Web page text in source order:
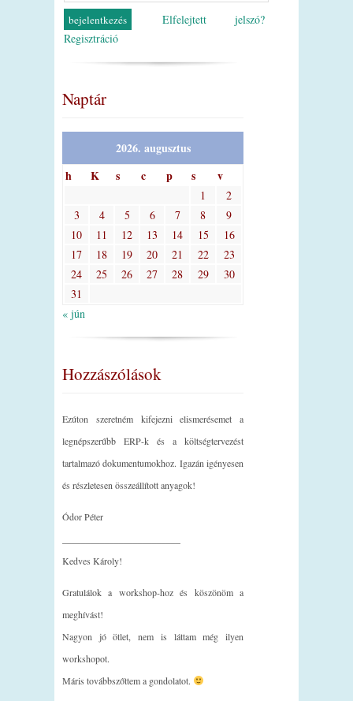
Elfelejtett jelszó?
Regisztráció
Naptár
2026. augusztus
h
K s c p s v
1
2
3
4 5 6 7 8
9
10
11 12 13 14 15
16
17
18 19 20 21 22
23
24
25 26 27 28 29
30
31
« jún
Hozzászólások
Ezúton szeretném kifejezni elismerésemet a
legnépszerűbb ERP-k és a költségtervezést
tartalmazó dokumentumokhoz. Igazán igényesen
és részletesen összeállított anyagok!
Ódor Péter
Kedves Károly!
Gratulálok a workshop-hoz és köszönöm a
meghívást!
Nagyon jó ötlet, nem is láttam még ilyen
workshopot.
Máris továbbszőttem a gondolatot.